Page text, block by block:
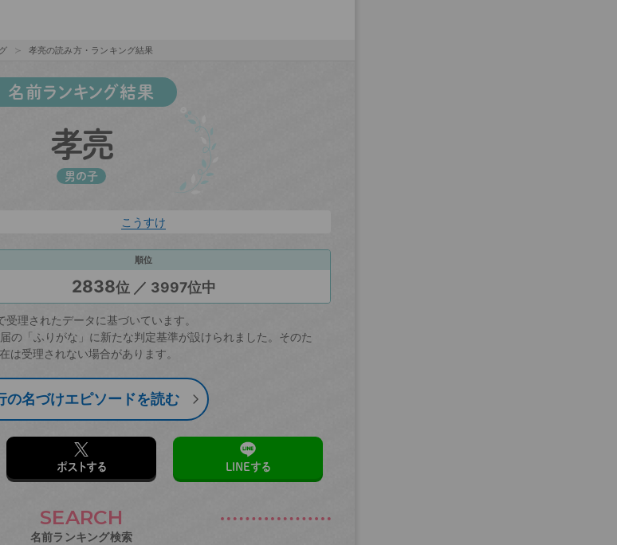
孝亮の読み方・ランキング結果
名前ランキング結果
孝亮
男の子
こうすけ
順位
2838位 ／ 3997位中
理されたデータに基づいています。
の「ふりがな」に新たな判定基準が設けられました。そのた
は受理されない場合があります。
の名づけエピソードを読む
ポストする LINEする
SEARCH
名前ランキング検索